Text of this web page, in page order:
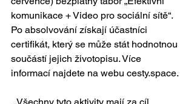
komunikace + Video pro sociální sítě“.
Po absolvování získají účastníci
certifikát, který se může stát hodnotnou
součástí jejich životopisu. Více
informací najdete na webu cesty.space.